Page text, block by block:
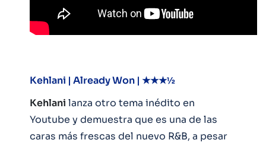
Kehlani | Already Won | ★★★½
Kehlani lanza otro tema inédito en
Youtube y demuestra que es una de las
caras más frescas del nuevo R&B, a pesar